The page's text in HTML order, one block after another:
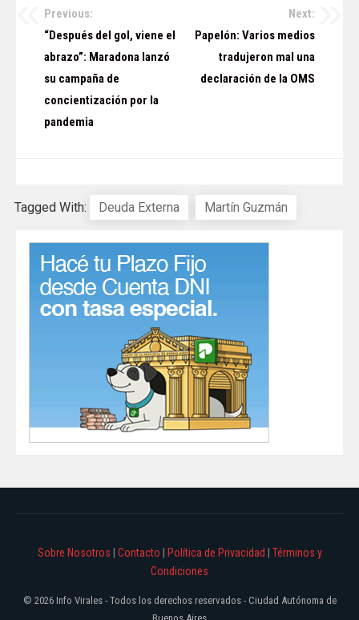
Navegación
entradas
Previous:
“Después del gol, viene el
abrazo”: Maradona lanzó
su campaña de
concientización por la
pandemia
Next:
Papelón: Varios medios
tradujeron mal una
declaración de la OMS
Tagged With: Deuda Externa Martín Guzmán
Sobre Nosotros Contacto Política de Privacidad
Términos y
Condiciones
© 2026 Info Virales - Todos los derechos reservados - Ciudad Autónoma de